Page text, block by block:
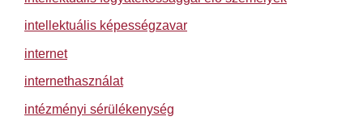
intellektuális képességzavar
internet
internethasználat
intézményi sérülékenység